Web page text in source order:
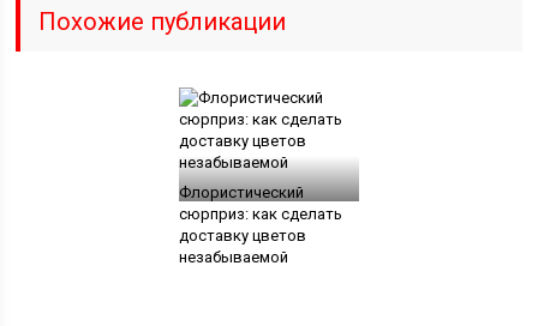
Похожие публикации
Флористический
сюрприз: как сделать
доставку цветов
незабываемой